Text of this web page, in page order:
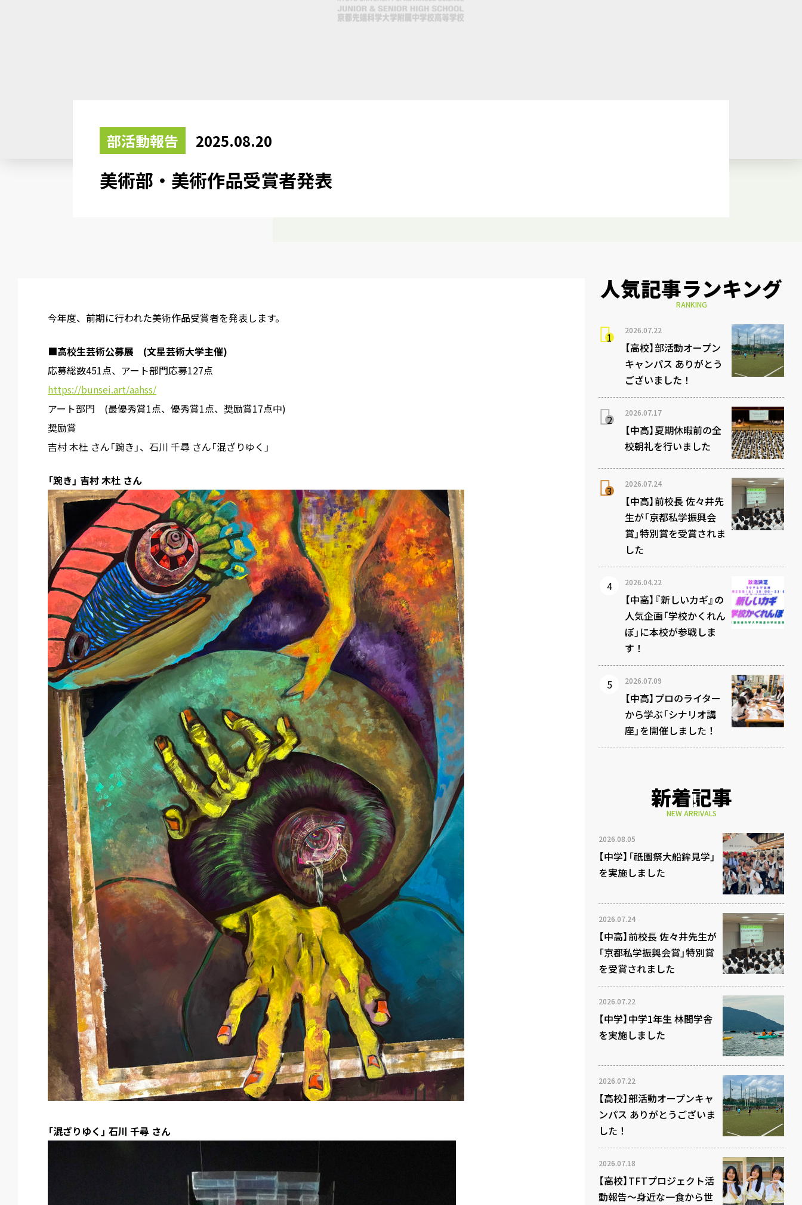
部活動報告 2025.08.20
美術部・美術作品受賞者発表
今年度、前期に行われた美術作品受賞者を発表します。
■高校生芸術公募展 (文星芸術大学主催)
応募総数451点、アート部門応募127点
https://bunsei.art/aahss/
アート部門 (最優秀賞1点、優秀賞1点、奨励賞17点中)
奨励賞
吉村 木杜 さん「踠き」、石川 千尋 さん「混ざりゆく」
「踠き」 吉村 木杜 さん
「混ざりゆく」 石川 千尋 さん
人気記事ランキング
RANKING
2026.07.22
【高校】部活動オープン
キャンパス ありがとう
ございました！
2026.07.17
【中高】夏期休暇前の全
校朝礼を行いました
2026.07.24
【中高】前校長 佐々井先
生が「京都私学振興会
賞」特別賞を受賞されま
した
2026.04.22
【中高】『新しいカギ』の
人気企画「学校かくれん
ぼ」に本校が参戦しま
す！
2026.07.09
【中高】プロのライター
から学ぶ「シナリオ講
座」を開催しました！
新着記事
NEW ARRIVALS
2026.08.05
【中学】「祇園祭大船鉾見学」
を実施しました
2026.07.24
【中高】前校長 佐々井先生が
「京都私学振興会賞」特別賞
を受賞されました
2026.07.22
【中学】中学1年生 林間学舎
を実施しました
2026.07.22
【高校】部活動オープンキャ
ンパス ありがとうございま
した！
2026.07.18
【高校】TFTプロジェクト活
動報告～身近な一食から世